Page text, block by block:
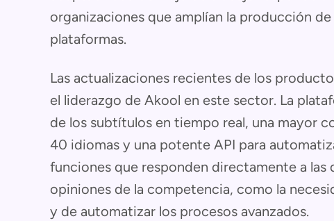
organizaciones que amplían la producción
plataformas.
Las actualizaciones recientes de los
el liderazgo de Akool en este sector. La
de los subtítulos en tiempo real, una mayor
40 idiomas y una potente API para
funciones que responden directamente a las
opiniones de la competencia, como la
y de automatizar los procesos avanzados.